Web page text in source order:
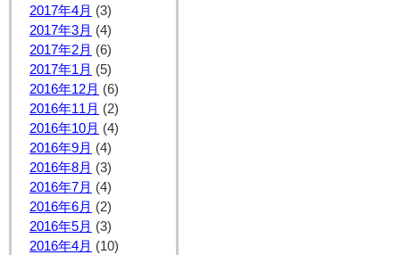
2017年4月 (3)
2017年3月 (4)
2017年2月 (6)
2017年1月 (5)
2016年12月 (6)
2016年11月 (2)
2016年10月 (4)
2016年9月 (4)
2016年8月 (3)
2016年7月 (4)
2016年6月 (2)
2016年5月 (3)
2016年4月 (10)